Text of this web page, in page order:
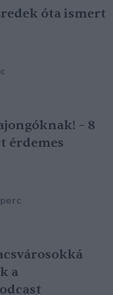
óta ismert
– 8
érdemes
a